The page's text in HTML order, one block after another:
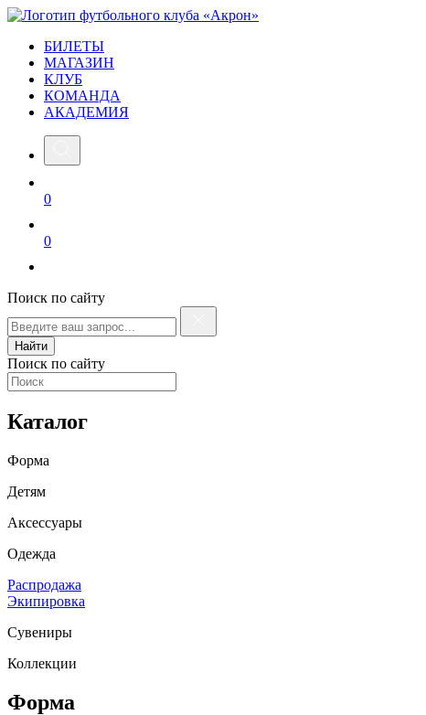
БИЛЕТЫ
МАГАЗИН
КЛУБ
КОМАНДА
АКАДЕМИЯ
0
0
Поиск по сайту
Найти
Поиск по сайту
Каталог
Форма
Детям
Аксессуары
Одежда
Распродажа
Экипировка
Сувениры
Коллекции
Форма